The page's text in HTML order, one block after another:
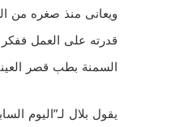
قدرته على العمل
السمنة بطب قصر
يقول بلال لـ”اليوم